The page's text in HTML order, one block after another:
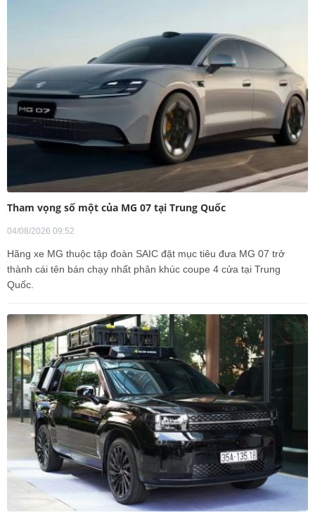
Tham vọng số một của MG 07 tại Trung Quốc
04/08/2026 09:52
Hãng xe MG thuộc tập đoàn SAIC đặt mục tiêu đưa MG 07 trở
thành cái tên bán chạy nhất phân khúc coupe 4 cửa tại Trung
Quốc.